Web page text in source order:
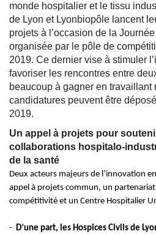
monde hospitalier et le tissu
de Lyon et Lyonbiopôle lancent
projets à l’occasion de la
organisée par le pôle de
2019. Ce dernier vise à stimuler
favoriser les rencontres entre
beaucoup à gagner en travaillant
candidatures peuvent être
2019.
Un appel à projets pour
collaborations hospitalo-
de la santé
Deux acteurs majeurs de l’innovation
appel à projets commun, un
compétitivité et un Centre Hospitalier
- D’une part, les Hospices Civils de